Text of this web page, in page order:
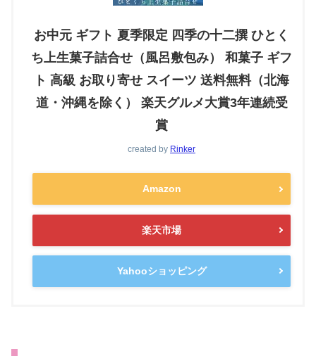
お中元 ギフト 夏季限定 四季の十二撰 ひとく
ち上生菓子詰合せ（風呂敷包み） 和菓子 ギフ
ト 高級 お取り寄せ スイーツ 送料無料（北海
道・沖縄を除く） 楽天グルメ大賞3年連続受
賞
created by Rinker
Amazon
楽天市場
Yahooショッピング